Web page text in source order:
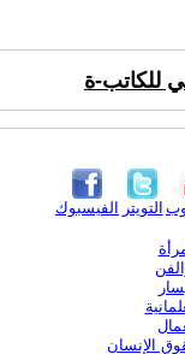
للكاتب-ة
الفيسبوك التويتر
الإنسان